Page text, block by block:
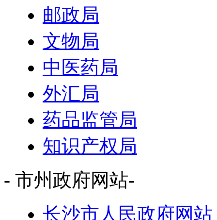
邮政局
文物局
中医药局
外汇局
药品监管局
知识产权局
- 市州政府网站-
长沙市人民政府网站